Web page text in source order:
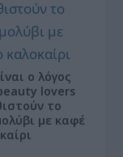
ο λόγος
lovers
το
με καφέ